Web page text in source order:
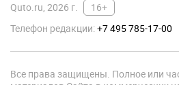
Quto.ru, 2026 г.
16+
Телефон редакции:+7 495 785-17-00
Все права защищены. Полное или